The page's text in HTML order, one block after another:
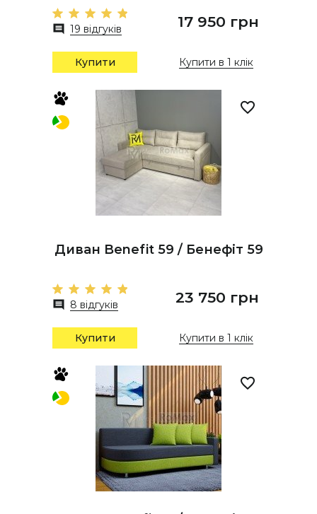
19 відгуків 17 950 грн
Купити Купити в 1 клік
Диван Benefit 59 / Бенефіт 59
8 відгуків 23 750 грн
Купити Купити в 1 клік